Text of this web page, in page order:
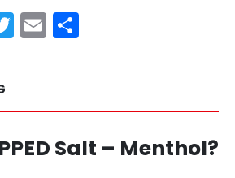
Twitter
Email
Salt – Menthol?